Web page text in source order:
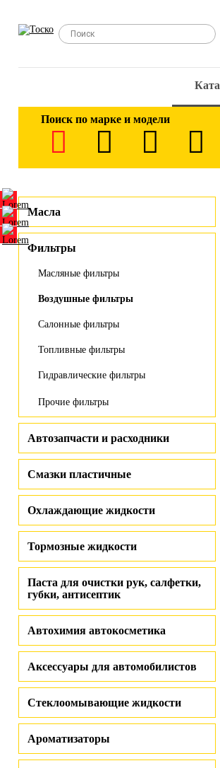
Поиск по марке и модели
Масла
Фильтры
Масляные фильтры
Воздушные фильтры
Салонные фильтры
Топливные фильтры
Гидравлические фильтры
Прочие фильтры
Автозапчасти и расходники
Смазки пластичные
Охлаждающие жидкости
Тормозные жидкости
Паста для очистки рук, салфетки,
губки, антисептик
Автохимия автокосметика
Аксессуары для автомобилистов
Стеклоомывающие жидкости
Ароматизаторы